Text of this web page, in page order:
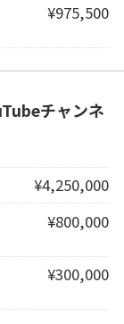
¥975,500
チャンネ
¥4,250,000
¥800,000
¥300,000